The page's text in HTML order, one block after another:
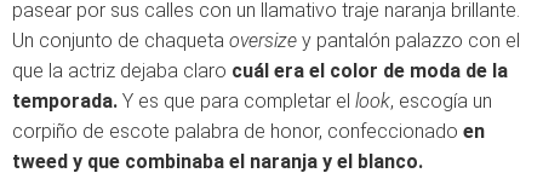
pasear por sus calles con un llamativo traje naranja brillante.
Un conjunto de chaqueta oversize y pantalón palazzo con el
que la actriz dejaba claro cuál era el color de moda de la
temporada. Y es que para completar el look, escogía un
corpiño de escote palabra de honor, confeccionado en
tweed y que combinaba el naranja y el blanco.